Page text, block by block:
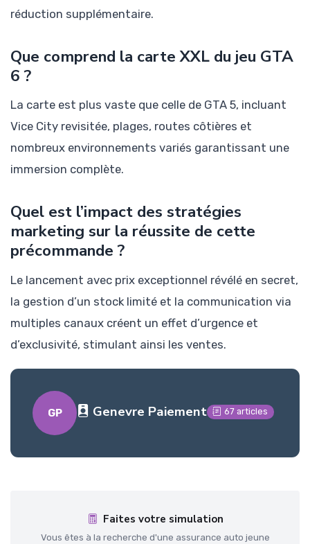
réduction supplémentaire.
Que comprend la carte XXL du jeu GTA
6 ?
La carte est plus vaste que celle de GTA 5, incluant
Vice City revisitée, plages, routes côtières et
nombreux environnements variés garantissant une
immersion complète.
Quel est l’impact des stratégies
marketing sur la réussite de cette
précommande ?
Le lancement avec prix exceptionnel révélé en secret,
la gestion d’un stock limité et la communication via
multiples canaux créent un effet d’urgence et
d’exclusivité, stimulant ainsi les ventes.
GP Genevre Paiement 67 articles
Faites votre simulation
Vous êtes à la recherche d'une assurance auto jeune